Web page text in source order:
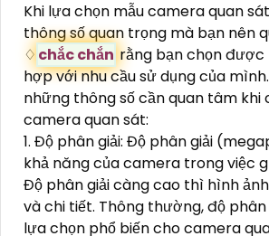
Khi lựa chọn mẫu camera quan
thông số quan trọng mà bạn nên
♢ chắc chắn rằng bạn chọn
hợp với nhu cầu sử dụng của
những thông số cần quan tâm khi
camera quan sát:
1. Độ phân giải: Độ phân giải
khả năng của camera trong việc
Độ phân giải càng cao thì hình
và chi tiết. Thông thường, độ phân
lựa chọn phổ biến cho camera